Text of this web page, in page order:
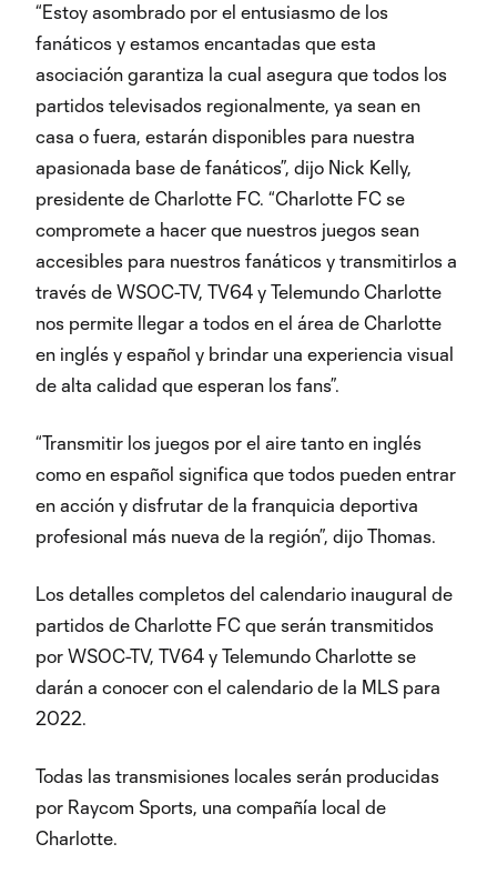
“Estoy asombrado por el entusiasmo de los
fanáticos y estamos encantadas que esta
asociación garantiza la cual asegura que todos los
partidos televisados regionalmente, ya sean en
casa o fuera, estarán disponibles para nuestra
apasionada base de fanáticos”, dijo Nick Kelly,
presidente de Charlotte FC. “Charlotte FC se
compromete a hacer que nuestros juegos sean
accesibles para nuestros fanáticos y transmitirlos a
través de WSOC-TV, TV64 y Telemundo Charlotte
nos permite llegar a todos en el área de Charlotte
en inglés y español y brindar una experiencia visual
de alta calidad que esperan los fans”.
“Transmitir los juegos por el aire tanto en inglés
como en español significa que todos pueden entrar
en acción y disfrutar de la franquicia deportiva
profesional más nueva de la región”, dijo Thomas.
Los detalles completos del calendario inaugural de
partidos de Charlotte FC que serán transmitidos
por WSOC-TV, TV64 y Telemundo Charlotte se
darán a conocer con el calendario de la MLS para
2022.
Todas las transmisiones locales serán producidas
por Raycom Sports, una compañía local de
Charlotte.